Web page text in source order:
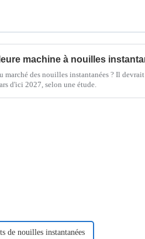
marché des nouilles instantanées ? Il devrait
d'ici 2027, selon une étude.
de nouilles instantanées